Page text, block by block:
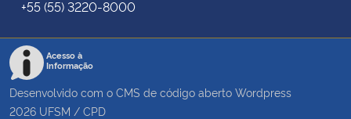
+55 (55) 3220-8000
Acesso à
Informação
Desenvolvido com o CMS de código aberto Wordpress
2026 UFSM / CPD